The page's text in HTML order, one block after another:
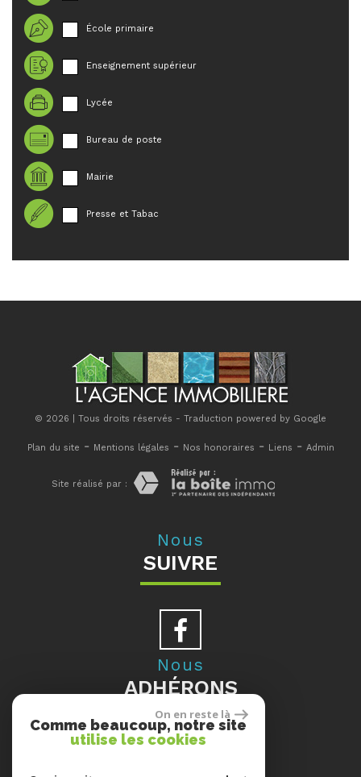
École primaire
Enseignement supérieur
Lycée
Bureau de poste
Mairie
Presse et Tabac
© 2026 | Tous droits réservés - Traduction powered by Google
Plan du site - Mentions légales - Nos honoraires - Liens - Admin
Site réalisé par :
Nous
SUIVRE
Nous
ADHÉRONS
On en reste là
Comme beaucoup, notre site
utilise les cookies